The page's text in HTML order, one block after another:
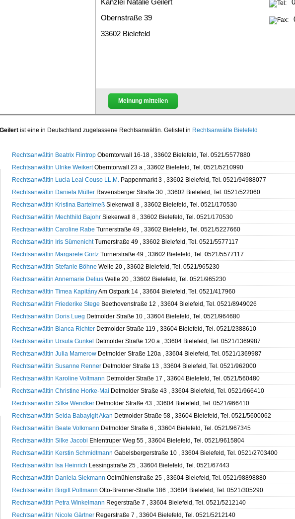
Kanzlei Natalie Geilert
Obernstraße 39
33602 Bielefeld
Meinung mitteilen
ist eine in Deutschland zugelassene Rechtsanwältin. Gelistet in Rechtsanwälte Bielefeld
Rechtsanwältin Beatrix FlintropOberntorwall 16-18 , 33602 Bielefeld, Tel. 0521/5577880
Rechtsanwältin Ulrike WeikertOberntorwall 23 a , 33602 Bielefeld, Tel. 0521/5210990
Rechtsanwältin Lucia Leal Couso LL.M.Pappenmarkt 3 , 33602 Bielefeld, Tel. 0521/94988077
Rechtsanwältin Daniela MüllerRavensberger Straße 30 , 33602 Bielefeld, Tel. 0521/522060
Rechtsanwältin Kristina BartelmeßSiekerwall 8 , 33602 Bielefeld, Tel. 0521/170530
Rechtsanwältin Mechthild BajohrSiekerwall 8 , 33602 Bielefeld, Tel. 0521/170530
Rechtsanwältin Caroline Rabe Turnerstraße 49 , 33602 Bielefeld, Tel. 0521/5227660
Rechtsanwältin Iris SümenichtTurnerstraße 49 , 33602 Bielefeld, Tel. 0521/5577117
Rechtsanwältin Margarete GörtzTurnerstraße 49 , 33602 Bielefeld, Tel. 0521/5577117
Rechtsanwältin Stefanie Böhne Welle 20 , 33602 Bielefeld, Tel. 0521/965230
Rechtsanwältin Annemarie DeliusWelle 20 , 33602 Bielefeld, Tel. 0521/965230
Rechtsanwältin Timea KapitányAm Ostpark 14 , 33604 Bielefeld, Tel. 0521/417960
Rechtsanwältin Friederike Stege Beethovenstraße 12 , 33604 Bielefeld, Tel. 0521/8949026
Rechtsanwältin Doris Lueg Detmolder Straße 10 , 33604 Bielefeld, Tel. 0521/964680
Rechtsanwältin Bianca RichterDetmolder Straße 119 , 33604 Bielefeld, Tel. 0521/2388610
Rechtsanwältin Ursula Gunkel
Detmolder Straße 120 a , 33604 Bielefeld, Tel. 0521/1369987
Rechtsanwältin Julia MamerowDetmolder Straße 120a , 33604 Bielefeld, Tel. 0521/1369987
Rechtsanwältin Susanne RennerDetmolder Straße 13 , 33604 Bielefeld, Tel. 0521/962000
Rechtsanwältin Karoline Voltmann Detmolder Straße 17 , 33604 Bielefeld, Tel. 0521/560480
Rechtsanwältin Christine Horke-Mai Detmolder Straße 43 , 33604 Bielefeld, Tel. 0521/966410
Rechtsanwältin Silke WendkerDetmolder Straße 43 , 33604 Bielefeld, Tel. 0521/966410
Rechtsanwältin Selda Babayigit Akan Detmolder Straße 58 , 33604 Bielefeld, Tel. 0521/5600062
Rechtsanwältin Beate Volkmann Detmolder Straße 6 , 33604 Bielefeld, Tel. 0521/967345
Rechtsanwältin Silke Jacobi Ehlentruper Weg 55 , 33604 Bielefeld, Tel. 0521/9615804
Rechtsanwältin Kerstin Schmidtmann Gabelsbergerstraße 10 , 33604 Bielefeld, Tel. 0521/2703400
Rechtsanwältin Isa Heinrich Lessingstraße 25 , 33604 Bielefeld, Tel. 0521/67443
Rechtsanwältin Daniela Siekmann Oelmühlenstraße 25 , 33604 Bielefeld, Tel. 0521/98898880
Rechtsanwältin Birgitt Pollmann Otto-Brenner-Straße 186 , 33604 Bielefeld, Tel. 0521/305290
Rechtsanwältin Petra Winkelmann Regerstraße 7 , 33604 Bielefeld, Tel. 0521/5212140
Rechtsanwältin Nicole GärtnerRegerstraße 7 , 33604 Bielefeld, Tel. 0521/5212140